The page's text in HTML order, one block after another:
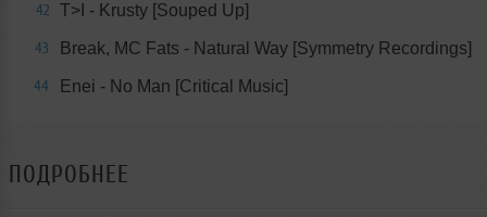
42 T>I - Krusty [Souped Up]
43 Break, MC Fats - Natural Way [Symmetry Recordings]
44 Enei - No Man [Critical Music]
ПОДРОБНЕЕ